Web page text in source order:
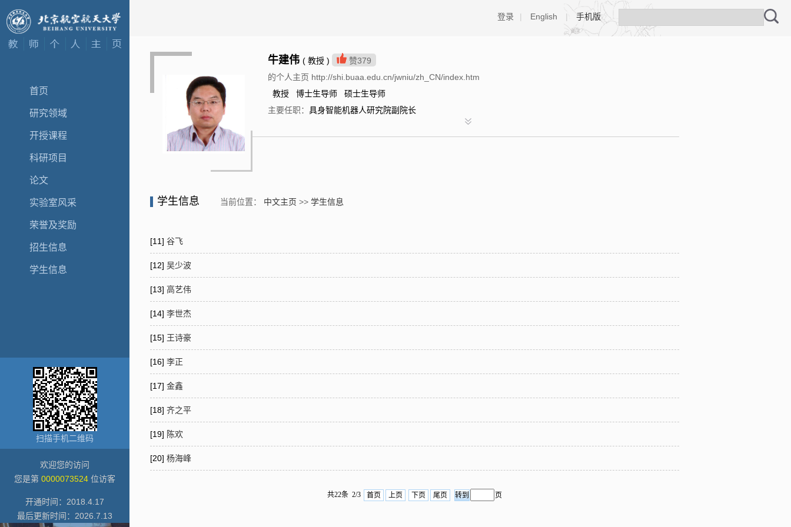
首页
研究领域
开授课程
科研项目
论文
实验室风采
荣誉及奖励
招生信息
学生信息
扫描手机二维码
欢迎您的访问
您是第 0000073524 位访客
开通时间： 2018 4 17
最后更新时间： 2026 7 13
登录 | English | 手机版
牛建伟 ( 教授 ) 赞379
的个人主页 http://shi.buaa.edu.cn/jwniu/zh_CN/index.htm
教授 博士生导师 硕士生导师
主要任职： 具身智能机器人研究院副院长
学生信息 当前位置： 中文主页 >> 学生信息
[11] 谷飞
[12] 吴少波
[13] 高艺伟
[14] 李世杰
[15] 王诗豪
[16] 李正
[17] 金鑫
[18] 齐之平
[19] 陈欢
[20] 杨海峰
共22条 2/3 首页 上页 下页 尾页 页